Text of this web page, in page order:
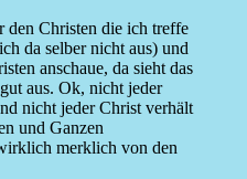
den Christen die ich treffe
da selber nicht aus) und
anschaue, da sieht das
aus. Ok, nicht jeder
nicht jeder Christ verhält
und Ganzen
merklich von den